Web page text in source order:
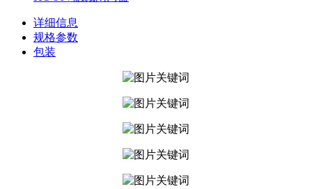
详细信息
规格参数
包装